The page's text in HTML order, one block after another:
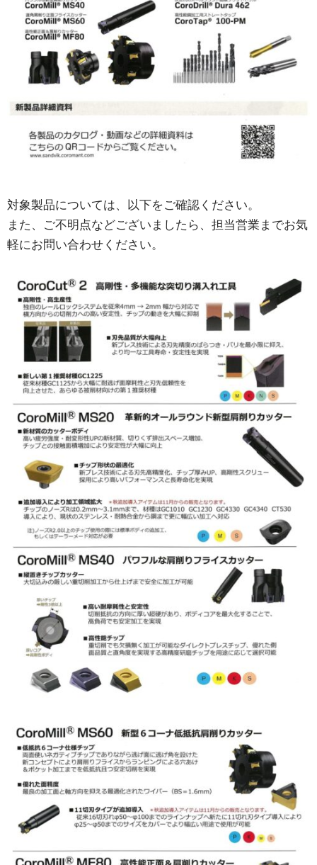
対象製品については、以下をご確認ください。
また、ご不明点などございましたら、担当営業までお気
軽にお問い合わせください。